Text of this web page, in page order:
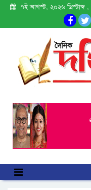
৭ই আগস্ট, ২০২৬ খ্রিস্টাব্দ ,